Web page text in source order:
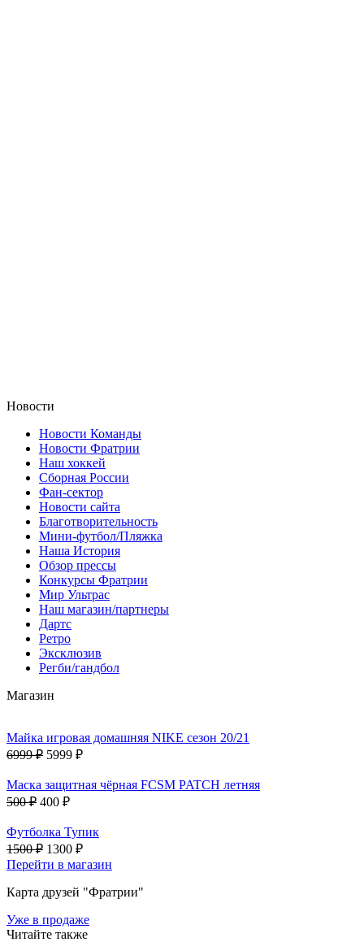
Новости
Новости Команды
Новости Фратрии
Наш хоккей
Сборная России
Фан-cектор
Новости сайта
Благотворительность
Мини-футбол/Пляжка
Наша История
Обзор прессы
Конкурсы Фратрии
Мир Ультрас
Наш магазин/партнеры
Дартс
Ретро
Эксклюзив
Регби/гандбол
Магазин
Майка игровая домашняя NIKE сезон 20/21
6999 ₽ 5999 ₽
Маска защитная чёрная FCSM PATCH летняя
500 ₽ 400 ₽
Футболка Тупик
1500 ₽ 1300 ₽
Перейти в магазин
Карта друзей "Фратрии"
Уже в продаже
Читайте также